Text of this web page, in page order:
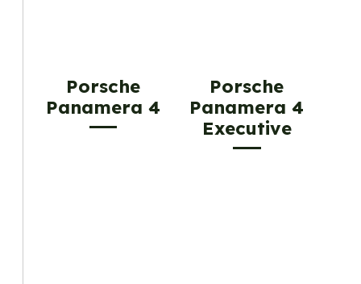
Porsche
Panamera 4
Porsche
Panamera 4
Executive